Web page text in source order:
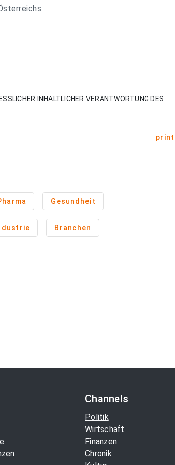
INHALTLICHER VERANTWORTUNG DES
print
Gesundheit
Branchen
Channels
Politik
Wirtschaft
Finanzen
Chronik